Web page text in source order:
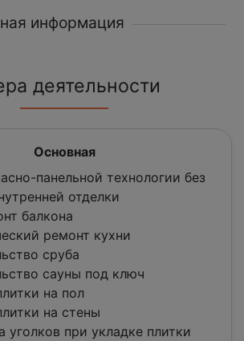
информация
деятельности
Основная
панельной технологии без
отделки
балкона
ремонт кухни
сруба
сауны под ключ
на пол
на стены
уголков при укладке плитки